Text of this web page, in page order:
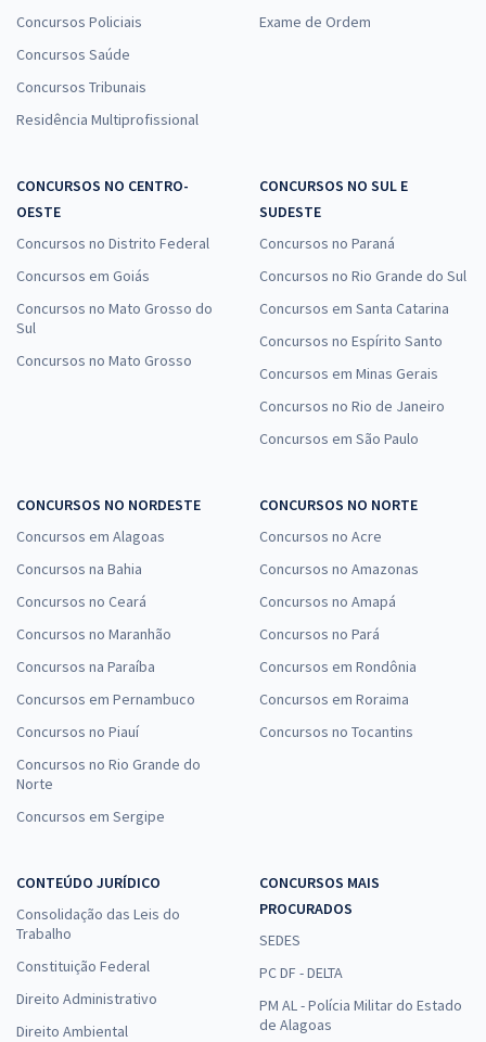
Concursos Policiais
Concursos Saúde
Concursos Tribunais
Residência Multiprofissional
Exame de Ordem
CONCURSOS NO CENTRO-
OESTE
Concursos no Distrito Federal
Concursos em Goiás
Concursos no Mato Grosso do
Sul
Concursos no Mato Grosso
CONCURSOS NO SUL E
SUDESTE
Concursos no Paraná
Concursos no Rio Grande do Sul
Concursos em Santa Catarina
Concursos no Espírito Santo
Concursos em Minas Gerais
Concursos no Rio de Janeiro
Concursos em São Paulo
CONCURSOS NO NORDESTE
Concursos em Alagoas
Concursos na Bahia
Concursos no Ceará
Concursos no Maranhão
Concursos na Paraíba
Concursos em Pernambuco
Concursos no Piauí
Concursos no Rio Grande do
Norte
Concursos em Sergipe
CONCURSOS NO NORTE
Concursos no Acre
Concursos no Amazonas
Concursos no Amapá
Concursos no Pará
Concursos em Rondônia
Concursos em Roraima
Concursos no Tocantins
CONTEÚDO JURÍDICO
Consolidação das Leis do
Trabalho
Constituição Federal
Direito Administrativo
Direito Ambiental
CONCURSOS MAIS
PROCURADOS
SEDES
PC DF - DELTA
PM AL - Polícia Militar do Estado
de Alagoas